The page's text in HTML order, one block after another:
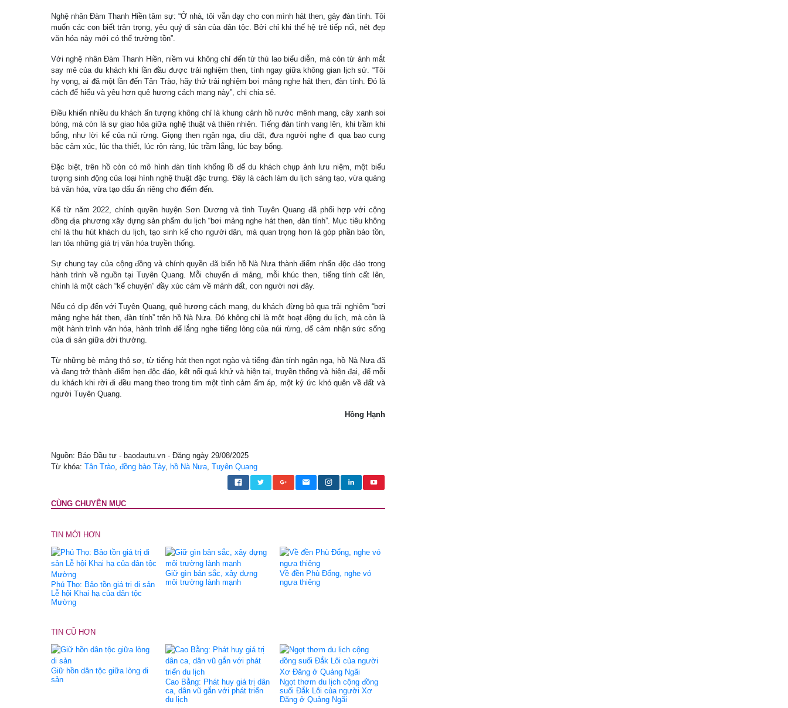
Nghệ nhân Đàm Thanh Hiền tâm sự: “Ở nhà, tôi vẫn dạy cho con mình hát then, gảy đàn tính. Tôi
muốn các con biết trân trọng, yêu quý di sản của dân tộc. Bởi chỉ khi thế hệ trẻ tiếp nối, nét đẹp
văn hóa này mới có thể trường tồn”.
Với nghệ nhân Đàm Thanh Hiền, niềm vui không chỉ đến từ thù lao biểu diễn, mà còn từ ánh mắt
say mê của du khách khi lần đầu được trải nghiệm then, tính ngay giữa không gian lịch sử. “Tôi
hy vọng, ai đã một lần đến Tân Trào, hãy thử trải nghiệm bơi mảng nghe hát then, đàn tính. Đó là
cách để hiểu và yêu hơn quê hương cách mạng này”, chị chia sẻ.
Điều khiến nhiều du khách ấn tượng không chỉ là khung cảnh hồ nước mênh mang, cây xanh soi
bóng, mà còn là sự giao hòa giữa nghệ thuật và thiên nhiên. Tiếng đàn tính vang lên, khi trầm khi
bổng, như lời kể của núi rừng. Giọng then ngân nga, dìu dặt, đưa người nghe đi qua bao cung
bậc cảm xúc, lúc tha thiết, lúc rộn ràng, lúc trầm lắng, lúc bay bổng.
Đặc biệt, trên hồ còn có mô hình đàn tính khổng lồ để du khách chụp ảnh lưu niệm, một biểu
tượng sinh động của loại hình nghệ thuật đặc trưng. Đây là cách làm du lịch sáng tạo, vừa quảng
bá văn hóa, vừa tạo dấu ấn riêng cho điểm đến.
Kể từ năm 2022, chính quyền huyện Sơn Dương và tỉnh Tuyên Quang đã phối hợp với cộng
đồng địa phương xây dựng sản phẩm du lịch “bơi mảng nghe hát then, đàn tính”. Mục tiêu không
chỉ là thu hút khách du lịch, tạo sinh kế cho người dân, mà quan trọng hơn là góp phần bảo tồn,
lan tỏa những giá trị văn hóa truyền thống.
Sự chung tay của cộng đồng và chính quyền đã biến hồ Nà Nưa thành điểm nhấn độc đáo trong
hành trình về nguồn tại Tuyên Quang. Mỗi chuyến đi mảng, mỗi khúc then, tiếng tính cất lên,
chính là một cách “kể chuyện” đầy xúc cảm về mảnh đất, con người nơi đây.
Nếu có dịp đến với Tuyên Quang, quê hương cách mạng, du khách đừng bỏ qua trải nghiệm “bơi
mảng nghe hát then, đàn tính” trên hồ Nà Nưa. Đó không chỉ là một hoạt động du lịch, mà còn là
một hành trình văn hóa, hành trình để lắng nghe tiếng lòng của núi rừng, để cảm nhận sức sống
của di sản giữa đời thường.
Từ những bè mảng thô sơ, từ tiếng hát then ngọt ngào và tiếng đàn tính ngân nga, hồ Nà Nưa đã
và đang trở thành điểm hẹn độc đáo, kết nối quá khứ và hiện tại, truyền thống và hiện đại, để mỗi
du khách khi rời đi đều mang theo trong tim một tình cảm ấm áp, một ký ức khó quên về đất và
người Tuyên Quang.
Hồng Hạnh
Nguồn: Báo Đầu tư - baodautu.vn - Đăng ngày 29/08/2025
Từ khóa: Tân Trào đồng bào Tày, hồ Nà Nưa Tuyên Quang
CÙNG CHUYÊN MỤC
TIN MỚI HƠN
Phú Thọ: Bảo tồn giá trị di sản
Lễ hội Khai hạ của dân tộc
Mường
Giữ gìn bản sắc, xây dựng
môi trường lành mạnh
Về đền Phù Đổng, nghe vó
ngựa thiêng
TIN CŨ HƠN
Giữ hồn dân tộc giữa lòng di
sản
Cao Bằng: Phát huy giá trị dân
ca, dân vũ gắn với phát triển
du lịch
Ngọt thơm du lịch cộng đồng
suối Đắk Lôi của người Xơ
Đăng ở Quảng Ngãi